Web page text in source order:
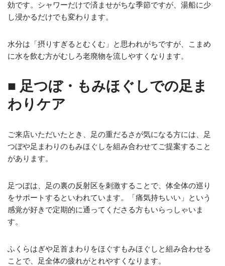
効です。シャワーだけで済ませがちな季節ですが、湯船に少
し浸かるだけでも変わります。
水分は「摂りすぎるとむくむ」と思われがちですが、こまめ
に水を飲む方がむしろ老廃物を流しやすくなります。
■ 足つぼ・もみほぐしでの足ま
わりケア
ご来店いただいたとき、足の重だるさが気になる方には、足
つぼや足まわりのもみほぐしを組み合わせてご提案すること
があります。
足つぼは、足の裏の反射区を刺激することで、体全体の巡り
をサポートするといわれています。「痛気持ちいい」という
感覚が好きで定期的に通ってくださる方もいらっしゃいま
す。
ふくらはぎや足首まわりをほぐすもみほぐしと組み合わせる
ことで、足全体の疲れがとれやすくなります。